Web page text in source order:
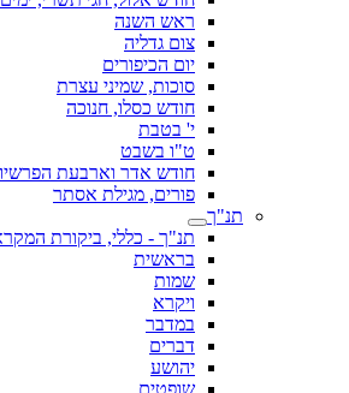
ראש השנה
צום גדליה
יום הכיפורים
סוכות, שמיני עצרת
חודש כסלו, חנוכה
י' בטבת
ט"ו בשבט
חודש אדר וארבעת
פורים, מגילת אסתר
תנ"ך
תנ"ך - כללי, ביקורת
בראשית
שמות
ויקרא
במדבר
דברים
יהושע
שופטים